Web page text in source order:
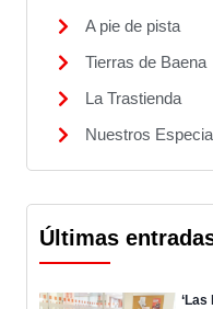
A pie de pista
Tierras de Baena
La Trastienda
Nuestros
Últimas
‘Las